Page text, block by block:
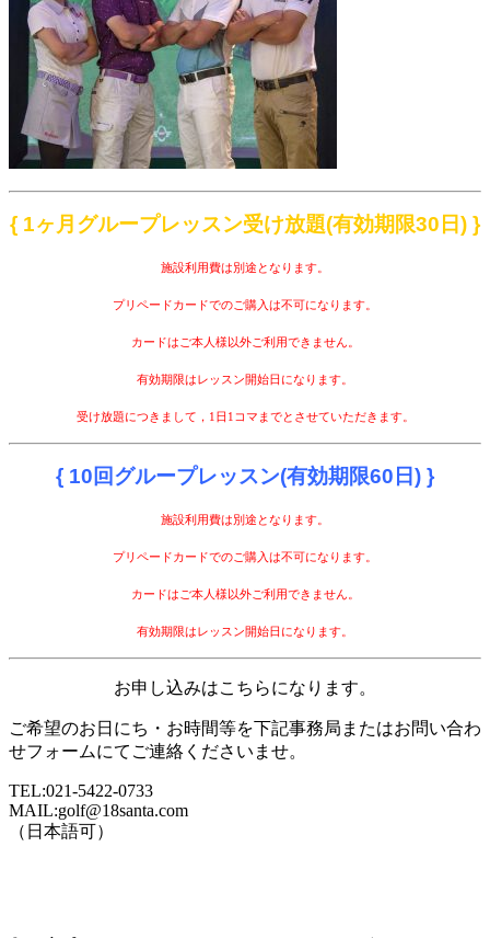
{ 1ヶ月グループレッスン受け放題(有効期限30日) }
施設利用費は別途となります。
プリペードカードでのご購入は不可になります。
カードはご本人様以外ご利用できません。
有効期限はレッスン開始日になります。
受け放題につきまして，1日1コマまでとさせていただきます。
{ 10回グループレッスン(有効期限60日) }
施設利用費は別途となります。
プリペードカードでのご購入は不可になります。
カードはご本人様以外ご利用できません。
有効期限はレッスン開始日になります。
お申し込みはこちらになります。
ご希望のお日にち・お時間等を下記事務局またはお問い合わ
せフォームにてご連絡くださいませ。
TEL:021-5422-0733
MAIL:golf@18santa.com
（日本語可）